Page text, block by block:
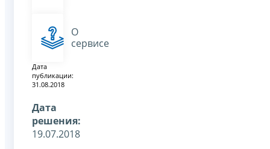
О
сервисе
Дата
публикации:
31.08.2018
Дата
решения:
19.07.2018